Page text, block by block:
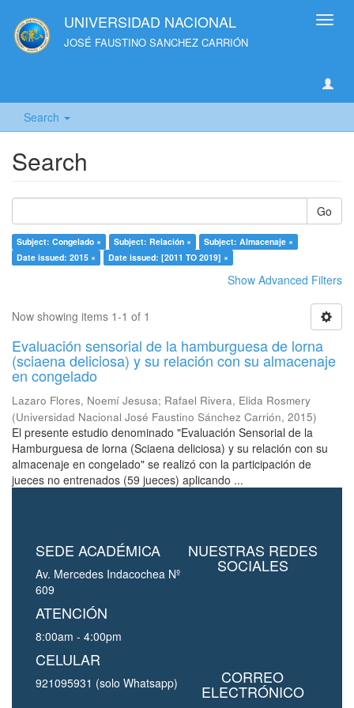
UNIVERSIDAD NACIONAL
JOSÉ FAUSTINO SANCHEZ CARRIÓN
Search
Search
Go
Subject: Congelado × Subject: Relación ×
Subject: Almacenaje ×
Date issued: 2015 ×
Date issued: [2011 TO 2019] ×
Show Advanced Filters
Now showing items 1-1 of 1
Evaluación sensorial de la hamburguesa de lorna
(sciaena deliciosa) y su relación con su almacenaje
en congelado
Lazaro Flores, Noemí Jesusa; Rafael Rivera, Elida Rosmery
(Universidad Nacional José Faustino Sánchez Carrión, 2015)
El presente estudio denominado "Evaluación Sensorial de la
Hamburguesa de lorna (Sciaena deliciosa) y su relación con su
almacenaje en congelado" se realizó con la participación de
jueces no entrenados (59 jueces) aplicando ...
SEDE ACADÉMICA
Av. Mercedes Indacochea Nº
609
ATENCIÓN
8:00am - 4:00pm
CELULAR
921095931 (solo Whatsapp)
NUESTRAS REDES
SOCIALES
CORREO
ELECTRÓNICO